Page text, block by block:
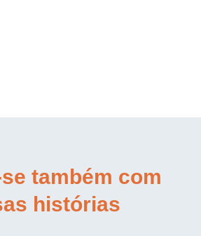
também com
histórias